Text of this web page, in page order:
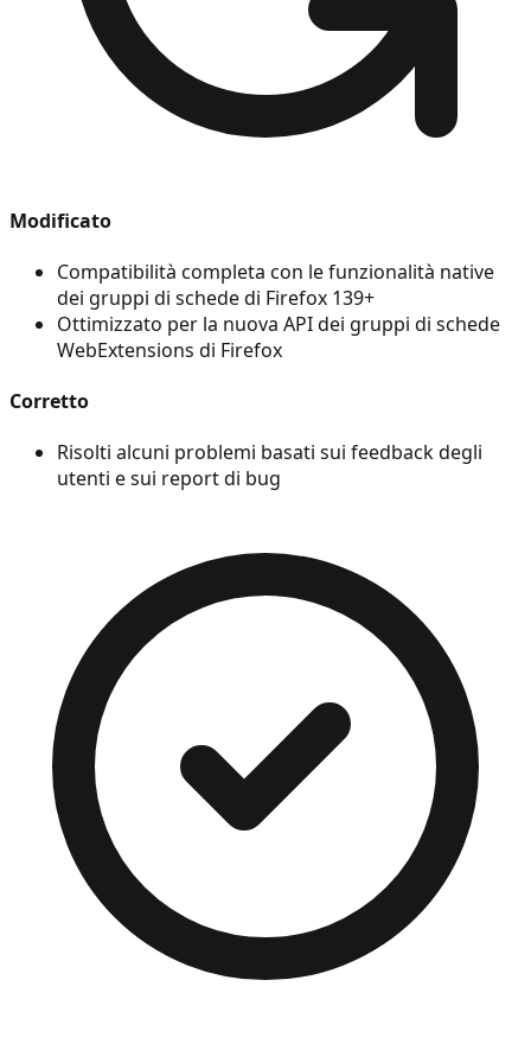
Modificato
Compatibilità completa con le funzionalità native
dei gruppi di schede di Firefox 139+
Ottimizzato per la nuova API dei gruppi di schede
WebExtensions di Firefox
Corretto
Risolti alcuni problemi basati sui feedback degli
utenti e sui report di bug